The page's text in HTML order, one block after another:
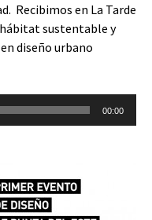
Recibimos en La Tarde
sustentable y
diseño urbano
00:00